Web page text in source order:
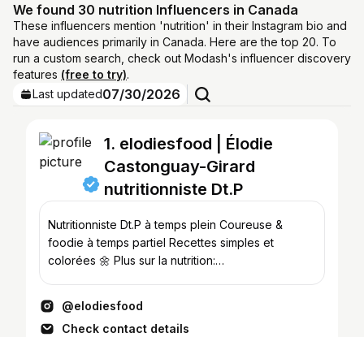
We found 30 nutrition Influencers in Canada
These influencers mention 'nutrition' in their Instagram bio and
have audiences primarily in Canada. Here are the top 20. To
run a custom search, check out Modash's influencer discovery
features (free to try).
Last updated07/30/2026
1. elodiesfood | Élodie
Castonguay-Girard
nutritionniste Dt.P
Nutritionniste Dt.P à temps plein Coureuse &
foodie à temps partiel Recettes simples et
colorées 🌼 Plus sur la nutrition:
@elodiesfood
Check contact details